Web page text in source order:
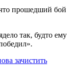
прошедший бой
так, будто ему
зачистить